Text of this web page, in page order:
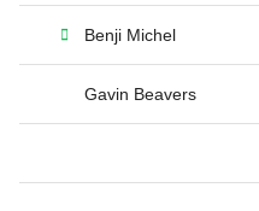
Benji Michel
Gavin Beavers